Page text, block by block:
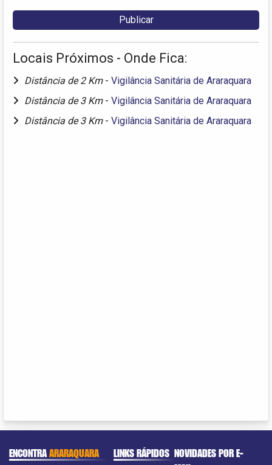
Locais Próximos - Onde Fica:
Distância de 2 Km - Vigilância Sanitária de Araraquara
Distância de 3 Km - Vigilância Sanitária de Araraquara
Distância de 3 Km - Vigilância Sanitária de Araraquara
ENCONTRAARARAQUARA LINKS RÁPIDOS NOVIDADES POR E-